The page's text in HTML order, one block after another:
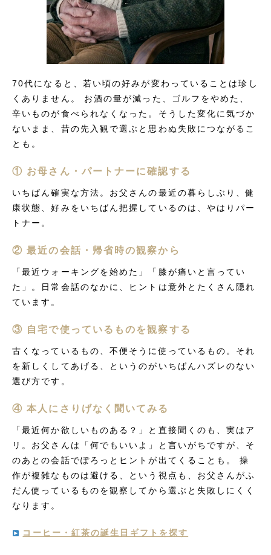
70代になると、若い頃の好みが変わっていることは珍し
くありません。 お酒の量が減った、ゴルフをやめた、
辛いものが食べられなくなった。そうした変化に気づか
ないまま、昔の先入観で選ぶと思わぬ失敗につながるこ
とも。
① お母さん・パートナーに確認する
いちばん確実な方法。お父さんの最近の暮らしぶり、健
康状態、好みをいちばん把握しているのは、やはりパー
トナー。
② 最近の会話・帰省時の観察から
「最近ウォーキングを始めた」「膝が痛いと言ってい
た」。日常会話のなかに、ヒントは意外とたくさん隠れ
ています。
③ 自宅で使っているものを観察する
古くなっているもの、不便そうに使っているもの。それ
を新しくしてあげる、というのがいちばんハズレのない
選び方です。
④ 本人にさりげなく聞いてみる
「最近何か欲しいものある？」と直接聞くのも、実はア
リ。お父さんは「何でもいいよ」と言いがちですが、そ
のあとの会話でぽろっとヒントが出てくることも。 操
作が複雑なものは避ける、という視点も、お父さんがふ
だん使っているものを観察してから選ぶと失敗しにくく
なります。
コーヒー・紅茶の誕生日ギフトを探す